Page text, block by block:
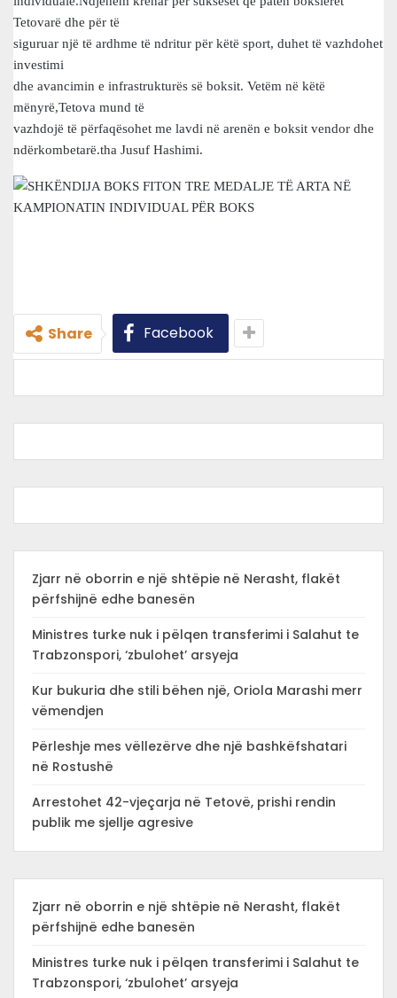
Tetovarë dhe për të
siguruar një të ardhme të ndritur për këtë sport, duhet të vazhdohet
investimi
dhe avancimin e infrastrukturës së boksit. Vetëm në këtë
mënyrë,Tetova mund të
vazhdojë të përfaqësohet me lavdi në arenën e boksit vendor dhe
ndërkombetarë.tha Jusuf Hashimi.
Share Facebook
Zjarr në oborrin e një shtëpie në Nerasht, flakët
përfshijnë edhe banesën
Ministres turke nuk i pëlqen transferimi i Salahut te
Trabzonspori, ‘zbulohet’ arsyeja
Kur bukuria dhe stili bëhen një, Oriola Marashi merr
vëmendjen
Përleshje mes vëllezërve dhe një bashkëfshatari
në Rostushë
Arrestohet 42-vjeçarja në Tetovë, prishi rendin
publik me sjellje agresive
Zjarr në oborrin e një shtëpie në Nerasht, flakët
përfshijnë edhe banesën
Ministres turke nuk i pëlqen transferimi i Salahut te
Trabzonspori, ‘zbulohet’ arsyeja